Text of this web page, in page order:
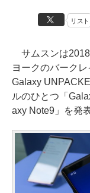
リスト
サムスンは2018
ヨークのバーク
Galaxy
ルのひとつ「
axy Note9」を発